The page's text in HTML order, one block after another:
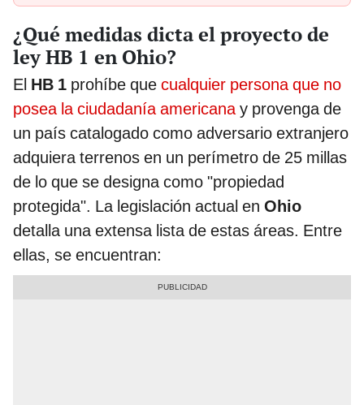
¿Qué medidas dicta el proyecto de
ley HB 1 en Ohio?
El HB 1 prohíbe que cualquier persona que no
posea la ciudadanía americanay provenga de
un país catalogado como adversario extranjero
adquiera terrenos en un perímetro de 25 millas
de lo que se designa como "propiedad
protegida". La legislación actual en Ohio
detalla una extensa lista de estas áreas. Entre
ellas, se encuentran: